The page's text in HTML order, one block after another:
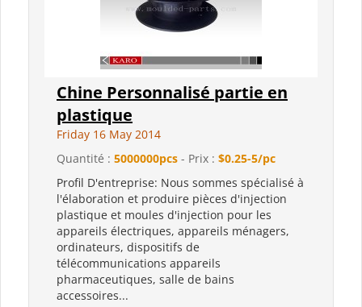
Chine Personnalisé partie en
plastique
Friday 16 May 2014
Quantité : 5000000pcs - Prix : $0.25-5/pc
Profil D'entreprise: Nous sommes spécialisé à
l'élaboration et produire pièces d'injection
plastique et moules d'injection pour les
appareils électriques, appareils ménagers,
ordinateurs, dispositifs de
télécommunications appareils
pharmaceutiques, salle de bains
accessoires...